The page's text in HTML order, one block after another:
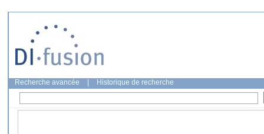
Recherche avancée Historique de recherche